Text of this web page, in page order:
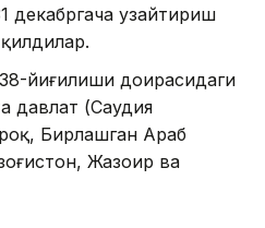
декабргача узайтириш
йиғилиши доирасидаги
давлат (Саудия
Бирлашган Араб
Жазоир ва